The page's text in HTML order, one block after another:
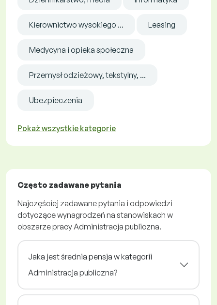
Kierownictwo wysokiego ... Leasing
Medycyna i opieka społeczna
Przemysł odzieżowy, tekstylny, ...
Ubezpieczenia
Pokaż wszystkie kategorie
Często zadawane pytania
Najczęściej zadawane pytania i odpowiedzi
dotyczące wynagrodzeń na stanowiskach w
obszarze pracy Administracja publiczna.
Jaka jest średnia pensja w kategorii
Administracja publiczna?